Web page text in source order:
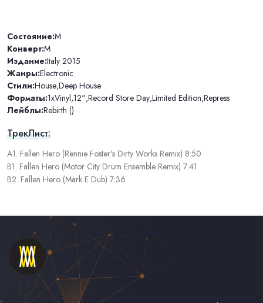
Состояние:M
Конверт:M
Издание:Italy 2015
Жанры:Electronic
Стили:House,Deep House
Форматы:1xVinyl,12",Record Store Day,Limited Edition,Repress
Лейблы:Rebirth ()
ТрекЛист:
A1. Fallen Hero (Rennie Foster's Dirty Works Remix) 8:50
B1. Fallen Hero (Motor City Drum Ensemble Remix) 7:41
B2. Fallen Hero (Mark E Dub) 7:36